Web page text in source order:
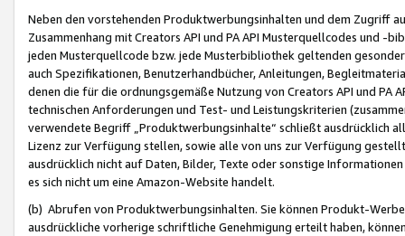
Neben den vorstehenden Produktwerbungsinhalten und dem Zugriff
Zusammenhang mit Creators API und PA API Musterquellcodes und
jeden Musterquellcode bzw. jede Musterbibliothek geltenden
auch Spezifikationen, Benutzerhandbücher, Anleitungen,
denen die für die ordnungsgemäße Nutzung von Creators API und PA
technischen Anforderungen und Test- und Leistungskriterien
verwendete Begriff „Produktwerbungsinhalte“ schließt ausdrücklich
Lizenz zur Verfügung stellen, sowie alle von uns zur Verfügung
ausdrücklich nicht auf Daten, Bilder, Texte oder sonstige
es sich nicht um eine Amazon-Website handelt.
(b) Abrufen von Produktwerbungsinhalten. Sie können Produkt-
ausdrückliche vorherige schriftliche Genehmigung erteilt haben,